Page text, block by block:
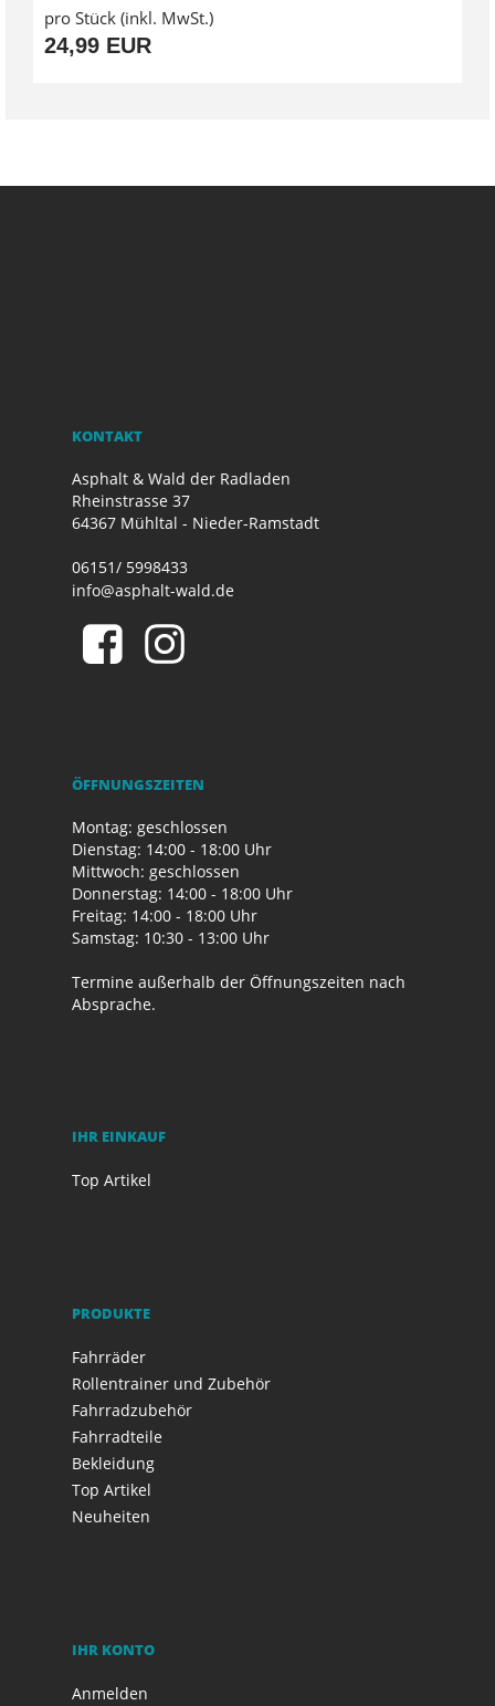
pro Stück (inkl. MwSt.)
24,99 EUR
KONTAKT
Asphalt & Wald der Radladen
Rheinstrasse 37
64367 Mühltal - Nieder-Ramstadt
06151/ 5998433
info@asphalt-wald.de
ÖFFNUNGSZEITEN
Montag: geschlossen
Dienstag: 14:00 - 18:00 Uhr
Mittwoch: geschlossen
Donnerstag: 14:00 - 18:00 Uhr
Freitag: 14:00 - 18:00 Uhr
Samstag: 10:30 - 13:00 Uhr
Termine außerhalb der Öffnungszeiten nach
Absprache.
IHR EINKAUF
Top Artikel
PRODUKTE
Fahrräder
Rollentrainer und Zubehör
Fahrradzubehör
Fahrradteile
Bekleidung
Top Artikel
Neuheiten
IHR KONTO
Anmelden